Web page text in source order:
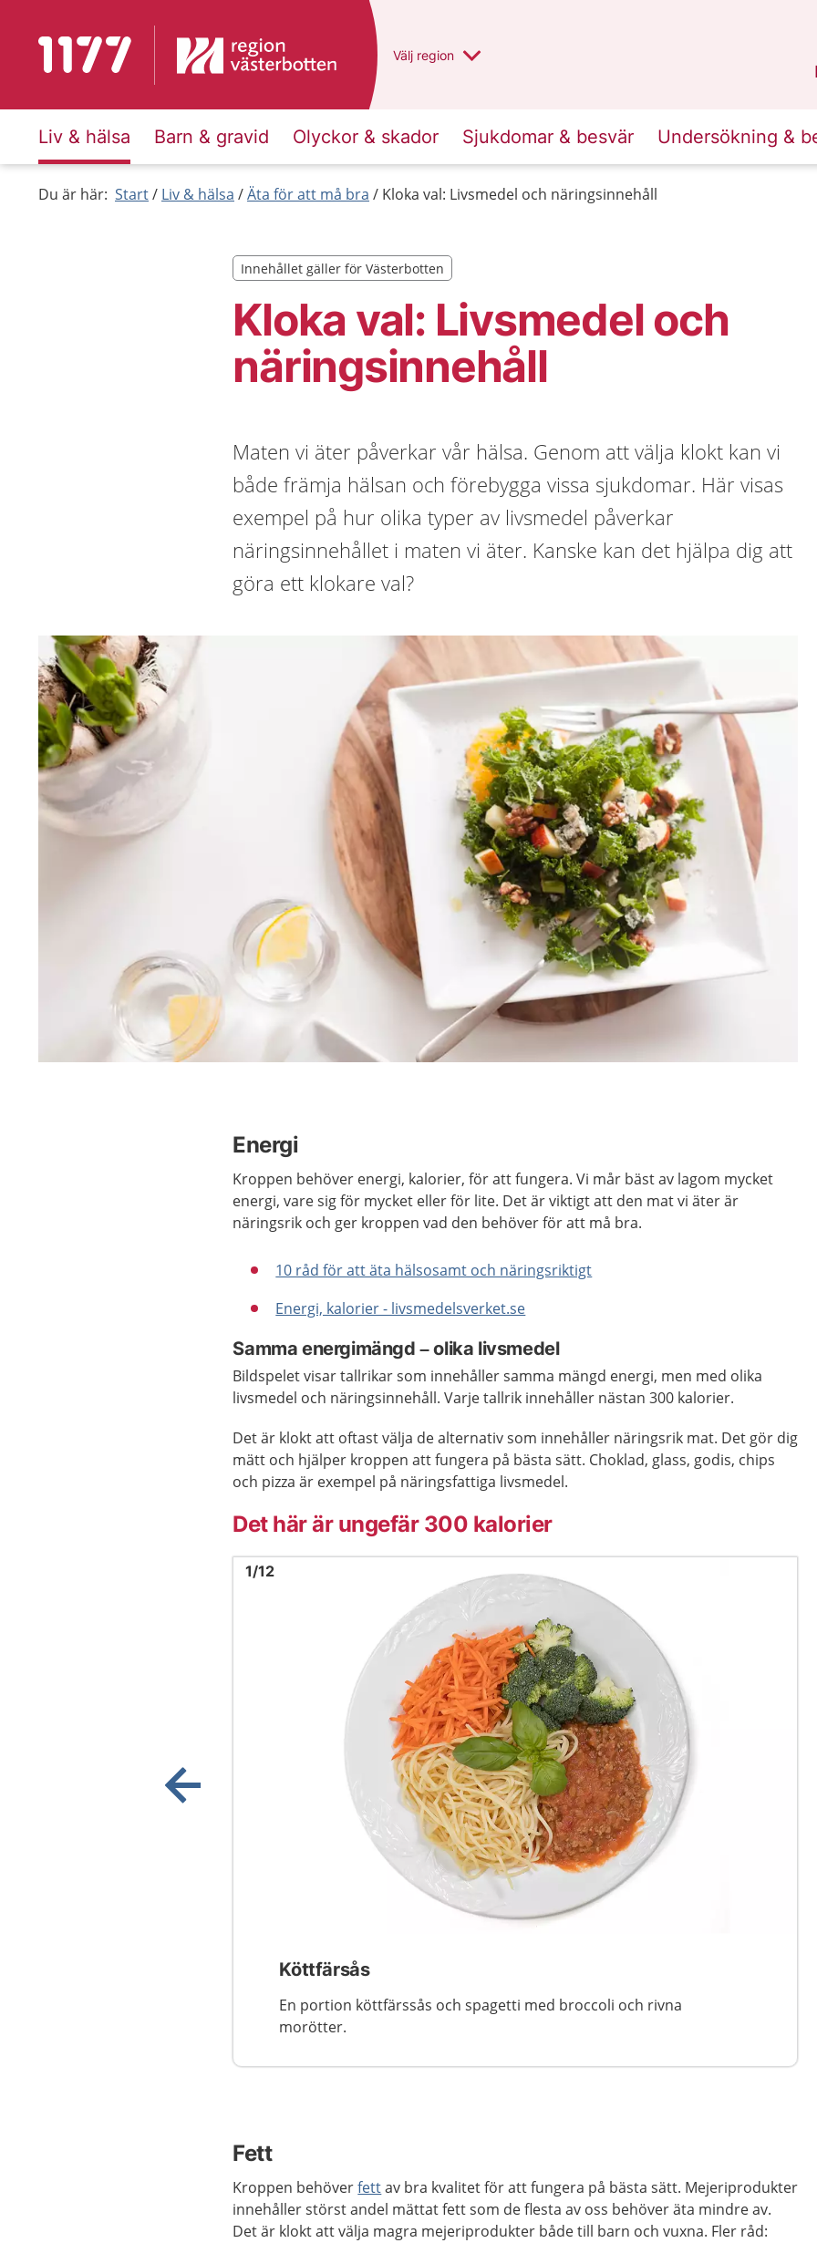
Till startsidan för 1177 Du har valt region
Välj en annan
region
Liv & hälsa Barn & gravid Olyckor & skador Sjukdomar & besvär Undersökning &
Du är här: Start Liv & hälsa Äta för att må bra Kloka val: Livsmedel och näringsinnehåll
Kloka val: Livsmedel och
näringsinnehåll
Innehållet gäller för Västerbotten
Innehållet gäller för Västerbotten
Maten vi äter påverkar vår hälsa. Genom att välja klokt kan vi
både främja hälsan och förebygga vissa sjukdomar. Här visas
exempel på hur olika typer av livsmedel påverkar
näringsinnehållet i maten vi äter. Kanske kan det hjälpa dig att
göra ett klokare val?
Energi
Kroppen behöver energi, kalorier, för att fungera. Vi mår bäst av lagom mycket
energi, vare sig för mycket eller för lite. Det är viktigt att den mat vi äter är
näringsrik och ger kroppen vad den behöver för att må bra.
10 råd för att äta hälsosamt och näringsriktigt
Energi, kalorier - livsmedelsverket.se
Samma energimängd – olika livsmedel
Bildspelet visar tallrikar som innehåller samma mängd energi, men med olika
livsmedel och näringsinnehåll. Varje tallrik innehåller nästan 300 kalorier.
Det är klokt att oftast välja de alternativ som innehåller näringsrik mat. Det gör dig
mätt och hjälper kroppen att fungera på bästa sätt. Choklad, glass, godis, chips
och pizza är exempel på näringsfattiga livsmedel.
Det här är ungefär 300 kalorier
Bild1
1/12
Köttfärsås
En portion köttfärssås och spagetti med broccoli och rivna
morötter.
Visa föregående bild
Fett
Kroppen behöverfettav bra kvalitet för att fungera på bästa sätt. Mejeriprodukter
innehåller störst andel mättat fett som de flesta av oss behöver äta mindre av.
Det är klokt att välja magra mejeriprodukter både till barn och vuxna. Fler råd: